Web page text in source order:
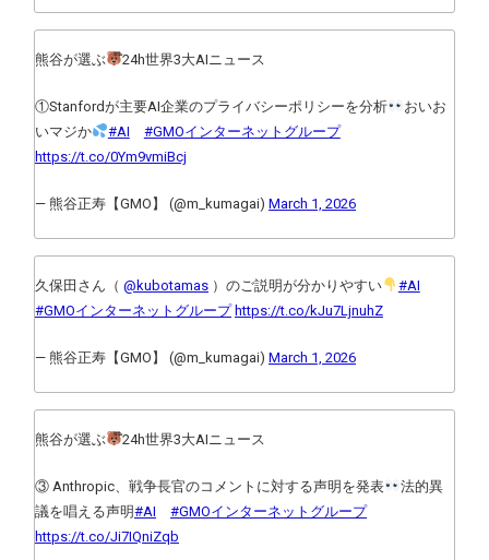
熊谷が選ぶ ໊24h世界3大AIニュース
①Stanfordが主要AI企業のプライバシーポリシーを分析
おいお
いマジか
#AI
#GMOインターネットグループ
https://t.co/0Ym9vmiBcj
— 熊谷正寿【GMO】 (@m_kumagai) March 1, 2026
久保田さん（ @kubotamas ）のご説明が分かりやすい
#AI
#GMOインターネットグループ https://t.co/kJu7LjnuhZ
— 熊谷正寿【GMO】 (@m_kumagai) March 1, 2026
熊谷が選ぶ ໊24h世界3大AIニュース
③ Anthropic、戦争長官のコメントに対する声明を発表
法的異
議を唱える声明#AI
#GMOインターネットグループ
https://t.co/Ji7IQniZqb